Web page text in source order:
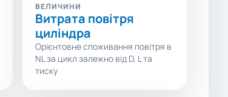
ВЕЛИЧИНИ
Витрата повітря
циліндра
Орієнтовне споживання повітря в
NL за цикл залежно від D, L та
тиску